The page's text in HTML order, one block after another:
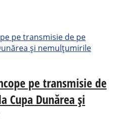
pe transmisie de
Cupa Dunărea și